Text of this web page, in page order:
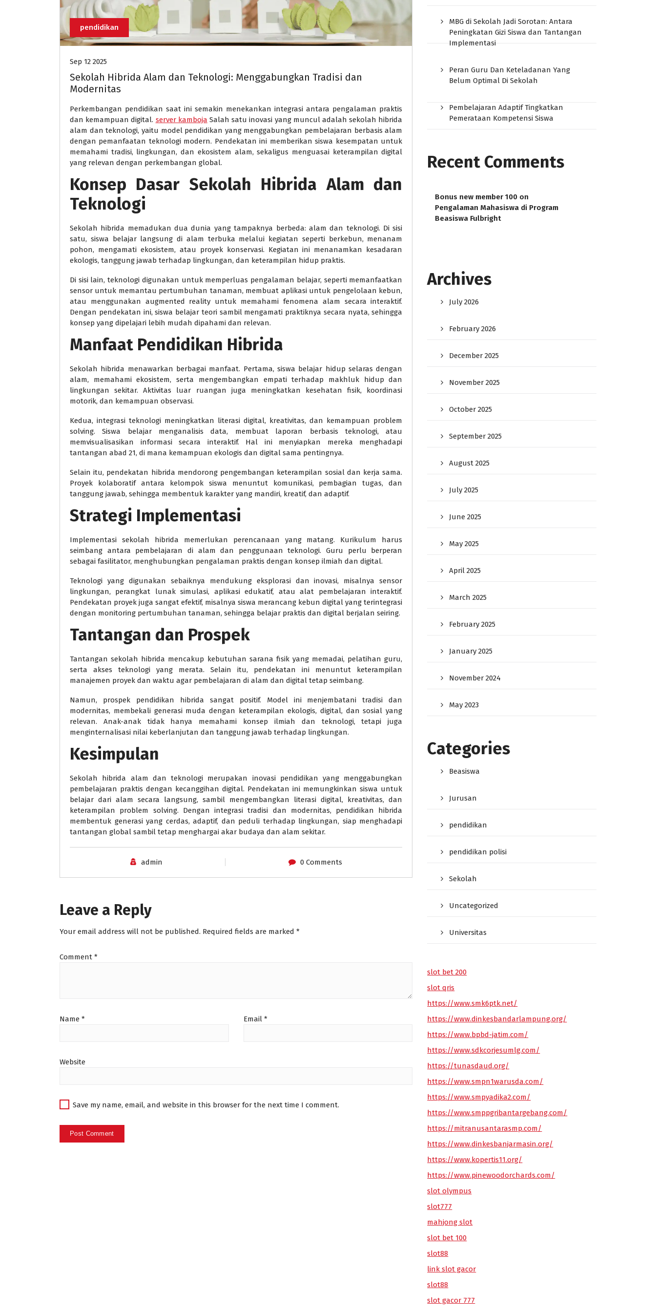
pendidikan
Sep 12 2025
Sekolah Hibrida Alam dan Teknologi: Menggabungkan Tradisi dan
Modernitas
Perkembangan pendidikan saat ini semakin menekankan integrasi antara pengalaman praktis
dan kemampuan digital. server kamboja Salah satu inovasi yang muncul adalah sekolah hibrida
alam dan teknologi, yaitu model pendidikan yang menggabungkan pembelajaran berbasis alam
dengan pemanfaatan teknologi modern. Pendekatan ini memberikan siswa kesempatan untuk
memahami tradisi, lingkungan, dan ekosistem alam, sekaligus menguasai keterampilan digital
yang relevan dengan perkembangan global.
Konsep Dasar Sekolah Hibrida Alam dan
Teknologi
Sekolah hibrida memadukan dua dunia yang tampaknya berbeda: alam dan teknologi. Di sisi
satu, siswa belajar langsung di alam terbuka melalui kegiatan seperti berkebun, menanam
pohon, mengamati ekosistem, atau proyek konservasi. Kegiatan ini menanamkan kesadaran
ekologis, tanggung jawab terhadap lingkungan, dan keterampilan hidup praktis.
Di sisi lain, teknologi digunakan untuk memperluas pengalaman belajar, seperti memanfaatkan
sensor untuk memantau pertumbuhan tanaman, membuat aplikasi untuk pengelolaan kebun,
atau menggunakan augmented reality untuk memahami fenomena alam secara interaktif.
Dengan pendekatan ini, siswa belajar teori sambil mengamati praktiknya secara nyata, sehingga
konsep yang dipelajari lebih mudah dipahami dan relevan.
Manfaat Pendidikan Hibrida
Sekolah hibrida menawarkan berbagai manfaat. Pertama, siswa belajar hidup selaras dengan
alam, memahami ekosistem, serta mengembangkan empati terhadap makhluk hidup dan
lingkungan sekitar. Aktivitas luar ruangan juga meningkatkan kesehatan fisik, koordinasi
motorik, dan kemampuan observasi.
Kedua, integrasi teknologi meningkatkan literasi digital, kreativitas, dan kemampuan problem
solving. Siswa belajar menganalisis data, membuat laporan berbasis teknologi, atau
memvisualisasikan informasi secara interaktif. Hal ini menyiapkan mereka menghadapi
tantangan abad 21, di mana kemampuan ekologis dan digital sama pentingnya.
Selain itu, pendekatan hibrida mendorong pengembangan keterampilan sosial dan kerja sama.
Proyek kolaboratif antara kelompok siswa menuntut komunikasi, pembagian tugas, dan
tanggung jawab, sehingga membentuk karakter yang mandiri, kreatif, dan adaptif.
Strategi Implementasi
Implementasi sekolah hibrida memerlukan perencanaan yang matang. Kurikulum harus
seimbang antara pembelajaran di alam dan penggunaan teknologi. Guru perlu berperan
sebagai fasilitator, menghubungkan pengalaman praktis dengan konsep ilmiah dan digital.
Teknologi yang digunakan sebaiknya mendukung eksplorasi dan inovasi, misalnya sensor
lingkungan, perangkat lunak simulasi, aplikasi edukatif, atau alat pembelajaran interaktif.
Pendekatan proyek juga sangat efektif, misalnya siswa merancang kebun digital yang terintegrasi
dengan monitoring pertumbuhan tanaman, sehingga belajar praktis dan digital berjalan seiring.
Tantangan dan Prospek
Tantangan sekolah hibrida mencakup kebutuhan sarana fisik yang memadai, pelatihan guru,
serta akses teknologi yang merata. Selain itu, pendekatan ini menuntut keterampilan
manajemen proyek dan waktu agar pembelajaran di alam dan digital tetap seimbang.
Namun, prospek pendidikan hibrida sangat positif. Model ini menjembatani tradisi dan
modernitas, membekali generasi muda dengan keterampilan ekologis, digital, dan sosial yang
relevan. Anak-anak tidak hanya memahami konsep ilmiah dan teknologi, tetapi juga
menginternalisasi nilai keberlanjutan dan tanggung jawab terhadap lingkungan.
Kesimpulan
Sekolah hibrida alam dan teknologi merupakan inovasi pendidikan yang menggabungkan
pembelajaran praktis dengan kecanggihan digital. Pendekatan ini memungkinkan siswa untuk
belajar dari alam secara langsung, sambil mengembangkan literasi digital, kreativitas, dan
keterampilan problem solving. Dengan integrasi tradisi dan modernitas, pendidikan hibrida
membentuk generasi yang cerdas, adaptif, dan peduli terhadap lingkungan, siap menghadapi
tantangan global sambil tetap menghargai akar budaya dan alam sekitar.
admin 0 Comments
Leave a Reply
Your email address will not be published. Required fields are marked *
Comment *
Name * Email *
Website
Save my name, email, and website in this browser for the next time I comment.
MBG di Sekolah Jadi Sorotan: Antara
Peningkatan Gizi Siswa dan Tantangan
Implementasi
Peran Guru Dan Keteladanan Yang
Belum Optimal Di Sekolah
Pembelajaran Adaptif Tingkatkan
Pemerataan Kompetensi Siswa
Recent Comments
Bonus new member 100 on
Pengalaman Mahasiswa di Program
Beasiswa Fulbright
Archives
July 2026
February 2026
December 2025
November 2025
October 2025
September 2025
August 2025
July 2025
June 2025
May 2025
April 2025
March 2025
February 2025
January 2025
November 2024
May 2023
Categories
Beasiswa
Jurusan
pendidikan
pendidikan polisi
Sekolah
Uncategorized
Universitas
slot bet 200
slot qris
https://www.smk6ptk.net/
https://www.dinkesbandarlampung.org/
https://www.bpbd-jatim.com/
https://www.sdkcorjesumlg.com/
https://tunasdaud.org/
https://www.smpn1warusda.com/
https://www.smpyadika2.com/
https://www.smppgribantargebang.com/
https://mitranusantarasmp.com/
https://www.dinkesbanjarmasin.org/
https://www.kopertis11.org/
https://www.pinewoodorchards.com/
slot olympus
slot777
mahjong slot
slot bet 100
slot88
link slot gacor
slot88
slot gacor 777